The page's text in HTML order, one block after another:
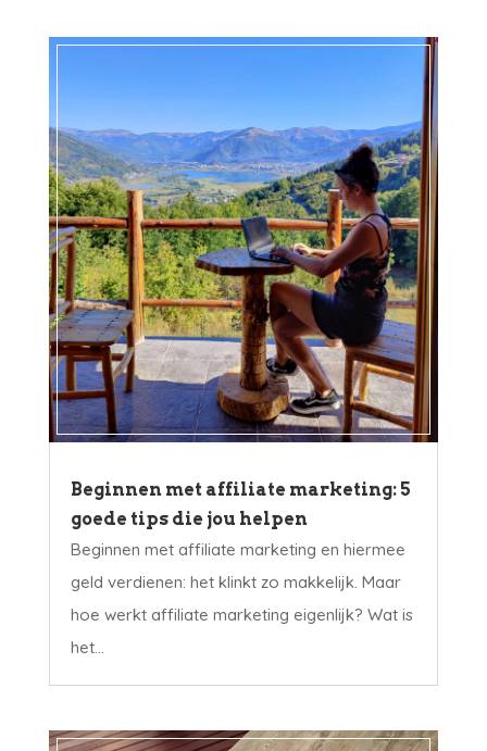
Beginnen met affiliate marketing: 5
goede tips die jou helpen
Beginnen met affiliate marketing en hiermee
geld verdienen: het klinkt zo makkelijk. Maar
hoe werkt affiliate marketing eigenlijk? Wat is
het...